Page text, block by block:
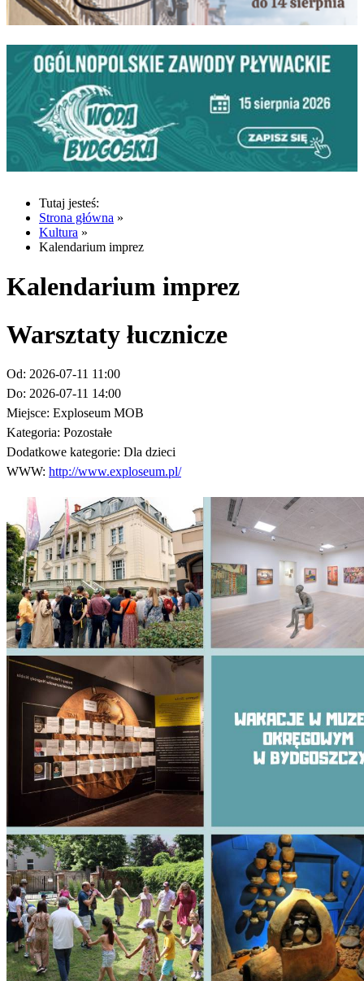
Tutaj jesteś:
Strona główna »
Kultura »
Kalendarium imprez
Kalendarium imprez
Warsztaty łucznicze
Od: 2026-07-11 11:00
Do: 2026-07-11 14:00
Miejsce: Exploseum MOB
Kategoria: Pozostałe
Dodatkowe kategorie: Dla dzieci
WWW: http://www.exploseum.pl/